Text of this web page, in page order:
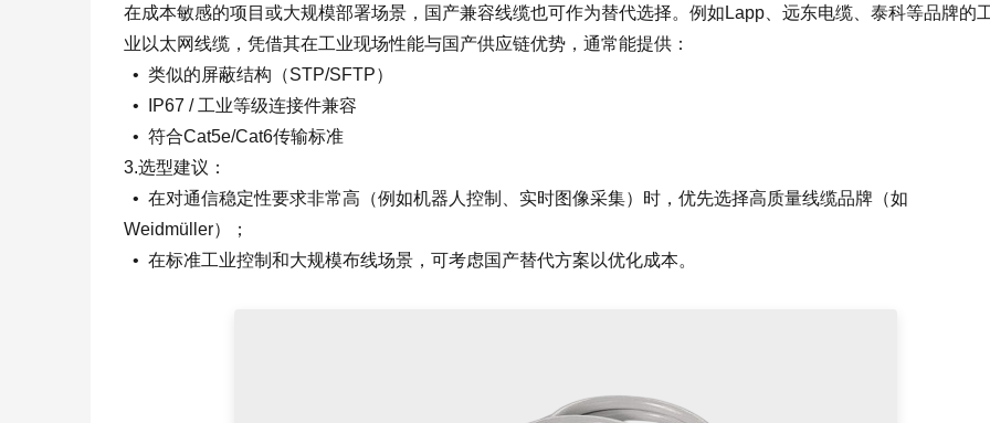
在成本敏感的项目或大规模部署场景，国产兼容线缆也可作为替代选择。例如Lapp、远东电缆、泰科等品牌的
业以太网线缆，凭借其在工业现场性能与国产供应链优势，通常能提供：
• 类似的屏蔽结构（STP/SFTP）
• IP67 / 工业等级连接件兼容
• 符合Cat5e/Cat6传输标准
3.选型建议：
• 在对通信稳定性要求非常高（例如机器人控制、实时图像采集）时，优先选择高质量线缆品牌（如
Weidmüller）；
• 在标准工业控制和大规模布线场景，可考虑国产替代方案以优化成本。